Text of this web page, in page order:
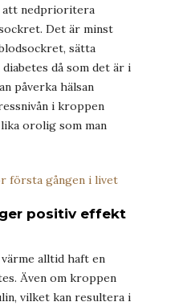
att nedprioritera
Det är minst
sätta
då som det är i
påverka hälsan
i kroppen
orolig som man
första gången i livet
positiv effekt
alltid haft en
Även om kroppen
vilket kan resultera i